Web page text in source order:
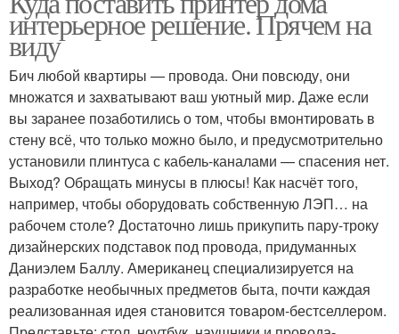
интерьерное решение. Прячем на
виду
Бич любой квартиры — провода. Они повсюду, они
множатся и захватывают ваш уютный мир. Даже если
вы заранее позаботились о том, чтобы вмонтировать в
стену всё, что только можно было, и предусмотрительно
установили плинтуса с кабель-каналами — спасения нет.
Выход? Обращать минусы в плюсы! Как насчёт того,
например, чтобы оборудовать собственную ЛЭП… на
рабочем столе? Достаточно лишь прикупить пару-троку
дизайнерских подставок под провода, придуманных
Даниэлем Баллу. Американец специализируется на
разработке необычных предметов быта, почти каждая
реализованная идея становится товаром-бестселлером.